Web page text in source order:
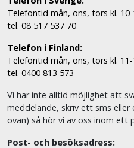
Telefontid mån, ons, tors kl.
tel. 08 517 537 70
Telefon i Finland:
Telefontid mån, ons, tors kl. 11-
tel. 0400 813 573
Vi har inte alltid möjlighet att
meddelande, skriv ett sms
ovan) så hör vi av oss inom ett
Post- och besöksadress: